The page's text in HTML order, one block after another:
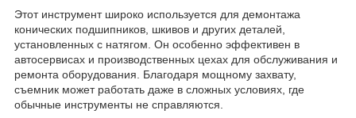
Этот инструмент широко используется для демонтажа
конических подшипников, шкивов и других деталей,
установленных с натягом. Он особенно эффективен в
автосервисах и производственных цехах для обслуживания и
ремонта оборудования. Благодаря мощному захвату,
съемник может работать даже в сложных условиях, где
обычные инструменты не справляются.